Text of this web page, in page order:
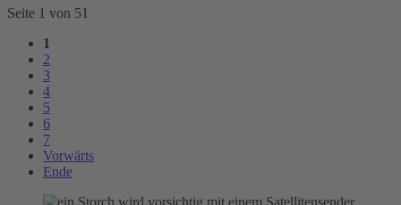
Seite 1 von 51
1
2
3
4
5
6
7
Vorwärts
Ende